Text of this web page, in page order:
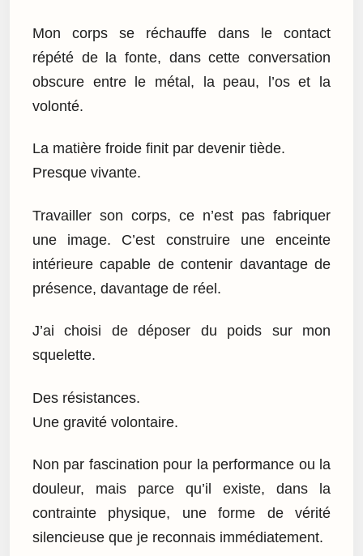
Mon corps se réchauffe dans le contact
répété de la fonte, dans cette conversation
obscure entre le métal, la peau, l’os et la
volonté.
La matière froide finit par devenir tiède.
Presque vivante.
Travailler son corps, ce n’est pas fabriquer
une image. C’est construire une enceinte
intérieure capable de contenir davantage de
présence, davantage de réel.
J’ai choisi de déposer du poids sur mon
squelette.
Des résistances.
Une gravité volontaire.
Non par fascination pour la performance ou la
douleur, mais parce qu’il existe, dans la
contrainte physique, une forme de vérité
silencieuse que je reconnais immédiatement.